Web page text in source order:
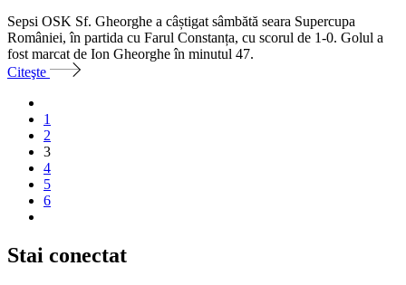
Sepsi OSK Sf. Gheorghe a câștigat sâmbătă seara Supercupa
României, în partida cu Farul Constanța, cu scorul de 1-0. Golul a
fost marcat de Ion Gheorghe în minutul 47.
Citeşte
1
2
3
4
5
6
Stai conectat